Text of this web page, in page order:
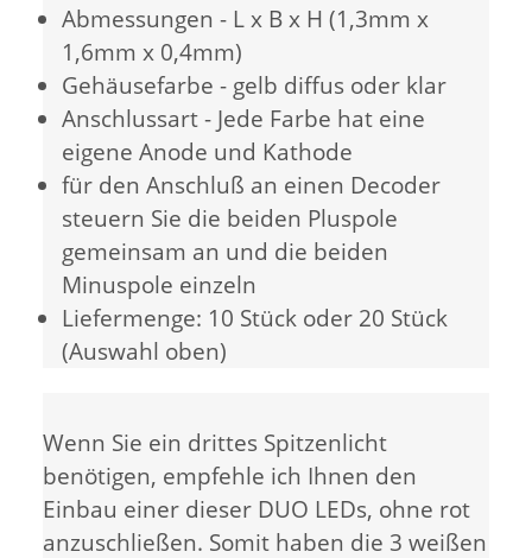
Abmessungen - L x B x H (1,3mm x
1,6mm x 0,4mm)
Gehäusefarbe - gelb diffus oder klar
Anschlussart - Jede Farbe hat eine
eigene Anode und Kathode
für den Anschluß an einen Decoder
steuern Sie die beiden Pluspole
gemeinsam an und die beiden
Minuspole einzeln
Liefermenge: 10 Stück oder 20 Stück
(Auswahl oben)
Wenn Sie ein drittes Spitzenlicht
benötigen, empfehle ich Ihnen den
Einbau einer dieser DUO LEDs, ohne rot
anzuschließen. Somit haben die 3 weißen